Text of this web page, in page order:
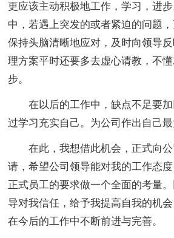
更应该主动积极地工作，学习，进
中，若遇上突发的或者紧迫的问题，
保持头脑清晰地应对，及时向领导
理方案平时还要多去虚心请教，不
步。
在以后的工作中，缺点不足要加
过学习充实自己。为公司作出自己最
在此，我想借此机会，正式向公
请，希望公司领导能对我的工作态
正式员工的要求做一个全面的考量
导对我信任，给予我提高自我的机
在今后的工作中不断前进与完善。